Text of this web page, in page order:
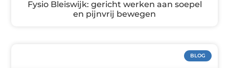
Fysio Bleiswijk: gericht werken aan soepel
en pijnvrij bewegen
BLOG